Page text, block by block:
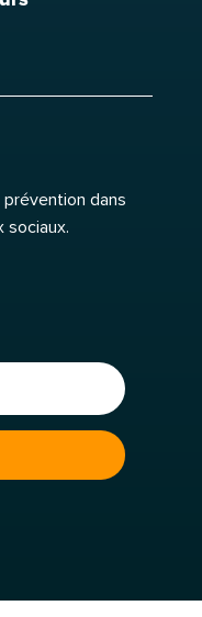
dans